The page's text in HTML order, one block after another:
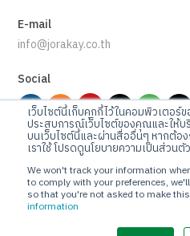
เว็บไซต์นี้เก็บคุกกี้ไว้ในคอมพิวเตอร์
ประสบการณ์เว็บไซต์ของคุณและให้
บนเว็บไซต์นี้และผ่านสื่ออื่นๆ หากต้อ
เราใช้ โปรดดูนโยบายความเป็นส่วนตั
We won't track your information
to comply with your preferences,
so that you're not asked to make
information
E-mail
info@jorakay.co.th
Social
© Copyrights 2023 Jorakay
Rights Reserved. webdesign by